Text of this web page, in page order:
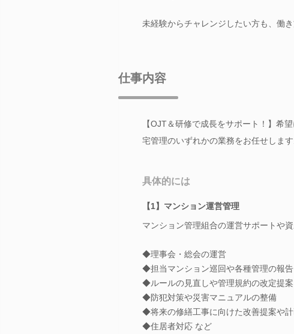
未経験からチャレンジしたい方も、働
仕事内容
【OJT＆研修で成長をサポート！】希
宅管理のいずれかの業務をお任せしま
具体的には
【1】マンション運営管理
マンション管理組合の運営サポートや
◆理事会・総会の運営
◆担当マンション巡回や各種管理の報告
◆ルールの見直しや管理規約の改定提案
◆防犯対策や災害マニュアルの整備
◆将来の修繕工事に向けた改善提案や
◆住居者対応 など